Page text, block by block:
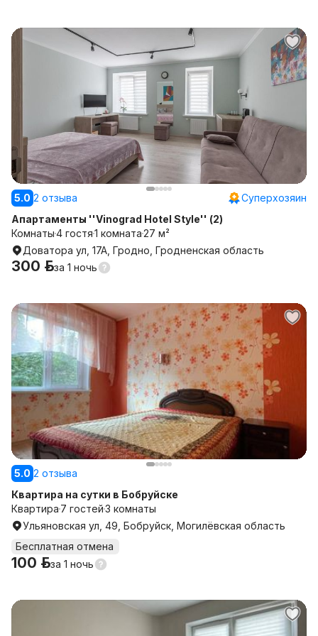
5.0 2 отзыва
Суперхозяин
Апартаменты ''Vinograd Hotel Style'' (2)
Комнаты4 гостя1 комната27 м²
Доватора ул, 17А, Гродно, Гродненская область
300 р.за 1 ночь
5.0 2 отзыва
Квартира на сутки в Бобруйске
Квартира 7 гостей3 комнаты
Ульяновская ул, 49, Бобруйск, Могилёвская область
Бесплатная отмена
100 р.за 1 ночь